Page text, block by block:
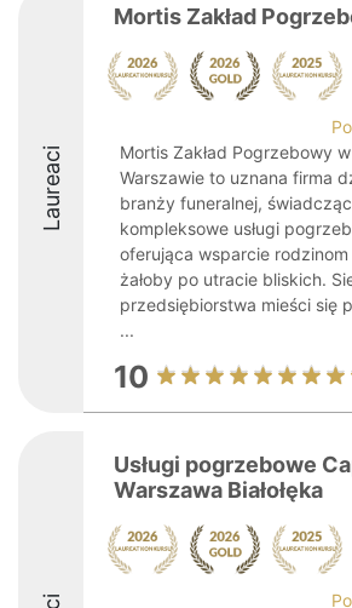
Laureaci
Mortis Zakład
Mortis Zakład Pogrzebowy w
Warszawie to uznana firma
branży funeralnej,
kompleksowe usługi
oferująca wsparcie
żałoby po utracie bliskich.
przedsiębiorstwa mieści się
...
10
Usługi pogrzebowe
Warszawa Białołęka